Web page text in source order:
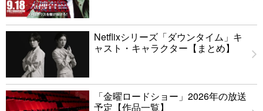
Netflixシリーズ「ダウンタイム」キ
ャスト・キャラクター【まとめ】
「金曜ロードショー」2026年の放送
予定【作品一覧】